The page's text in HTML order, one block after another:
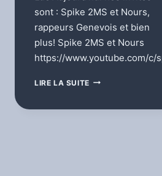
sont : Spike 2MS et Nours,
rappeurs Genevois et bien
plus! Spike 2MS et Nours
https://www.youtube.com/c/
LIRE LA SUITE L’ÉMISSION